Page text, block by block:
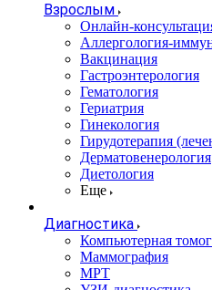
Взрослым
Онлайн-
Аллергология-
Вакцинация
Гастроэнтерология
Гематология
Гериатрия
Гинекология
Гирудотерапия
Дерматовенерология
Диетология
Еще
Диагностика
Компьютерная
Маммография
МРТ